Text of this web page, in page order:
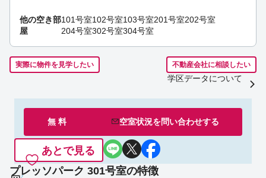
他の空き部
屋
101号室102号室103号室201号室202号室
204号室302号室304号室
実際に物件を見学したい 不動産会社に相談したい
学区データについて
無 料 空室状況を問い合わせする
あとで見る
プレッソパーク 301号室の特徴